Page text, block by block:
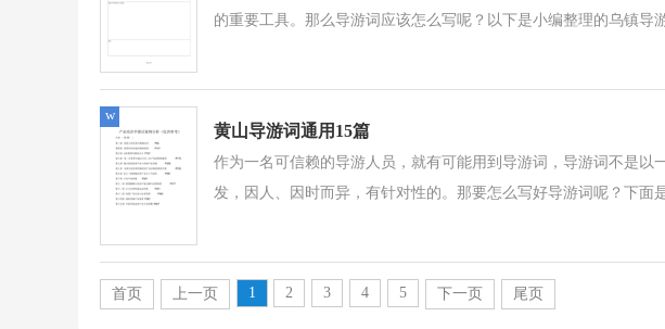
的重要工具。那么导游词应该怎么写呢？以下是小编整理的乌镇导
黄山导游词通用15篇
作为一名可信赖的导游人员，就有可能用到导游词，导游词不是以
发，因人、因时而异，有针对性的。那要怎么写好导游词呢？下面
w
首页 上一页 1 2 3 4 5 下一页 尾页